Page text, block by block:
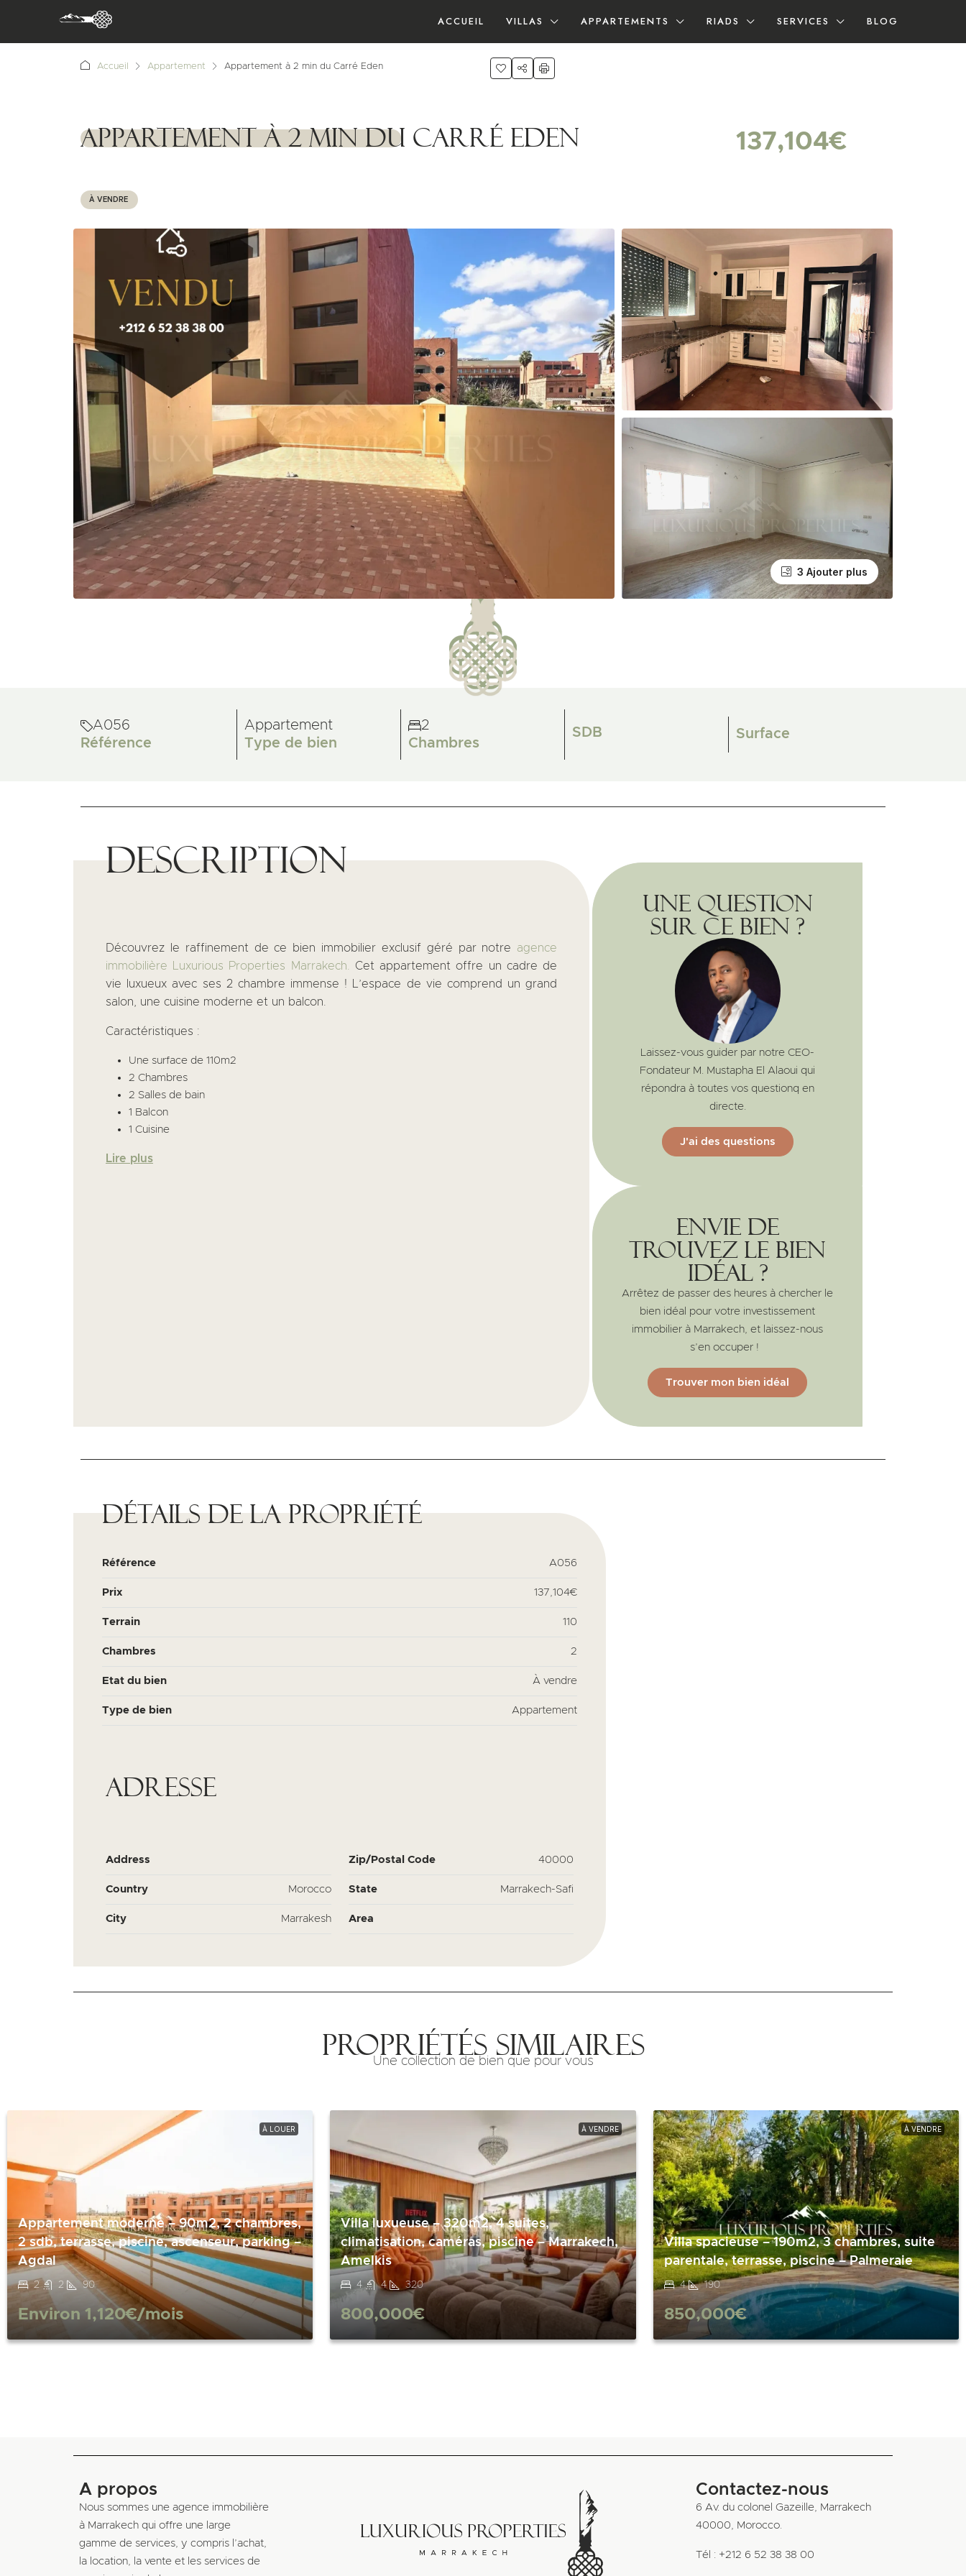
ACCUEIL VILLAS APPARTEMENTS RIADS SERVICES BLOG
Accueil Appartement Appartement à 2 min du Carré Eden
1111111
Appartement à 2 min du Carré Eden 137,104€
À VENDRE
3 Ajouter plus
A056
Référence
Appartement
Type de bien
2
Chambres
SDB Surface
Description
Découvrez le raffinement de ce bien immobilier exclusif géré par notre agence
immobilière Luxurious Properties Marrakech.
Cet appartement offre un cadre de
vie luxueux avec ses 2 chambre immense ! L’espace de vie comprend un grand
salon, une cuisine moderne et un balcon.
Caractéristiques :
Une surface de 110m2
2 Chambres
2 Salles de bain
1 Balcon
1 Cuisine
Lire plus
Envie de
trouvez le bien
idéal ?
Arrêtez de passer des heures à chercher le
bien idéal pour votre investissement
immobilier à Marrakech, et laissez-nous
s’en occuper !
Trouver mon bien idéal
Une question
sur ce bien ?
Laissez-vous guider par notre CEO-
Fondateur M. Mustapha El Alaoui qui
répondra à toutes vos questionq en
directe.
J'ai des questions
Détails de la propriété
Référence A056
Prix 137,104€
Terrain 110
Chambres 2
Etat du bien À vendre
Type de bien Appartement
Adresse
Address Zip/Postal Code 40000
Country Morocco State Marrakech-Safi
City Marrakesh Area
Propriétés similaires
Une collection de bien que pour vous
À LOUER
Appartement moderne – 90m2, 2 chambres,
2 sdb, terrasse, piscine, ascenseur, parking –
Agdal
2 2 90
Environ 1,120€/mois
À VENDRE
Villa luxueuse – 320m2, 4 suites,
climatisation, caméras, piscine – Marrakech,
Amelkis
4 4 320
800,000€
À VENDRE
Villa spacieuse – 190m2, 3 chambres, suite
parentale, terrasse, piscine – Palmeraie
4 190
850,000€
A propos
Nous sommes une agence immobilière
à Marrakech qui offre une large
gamme de services, y compris l’achat,
la location, la vente et les services de
Contactez-nous
6 Av. du colonel Gazeille, Marrakech
40000, Morocco.
Tél : +212 6 52 38 38 00